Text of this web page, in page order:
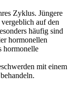
Zyklus. Jüngere
auf den
häufig sind
hormonellen
hormonelle
mit einem